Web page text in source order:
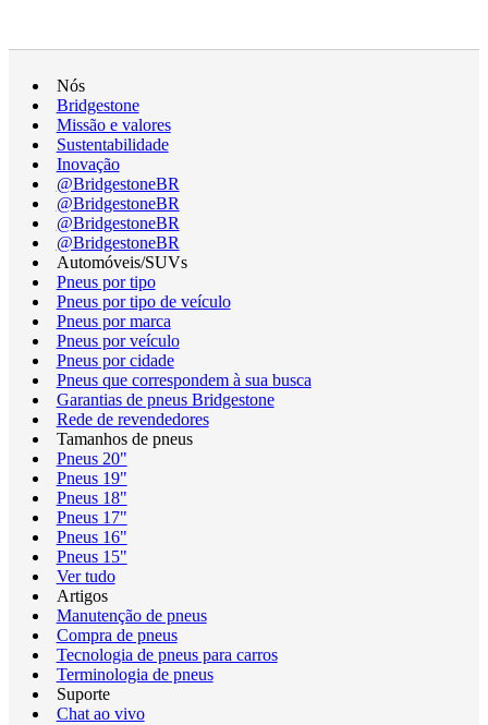
Nós
Bridgestone
Missão e valores
Sustentabilidade
Inovação
@BridgestoneBR
@BridgestoneBR
@BridgestoneBR
@BridgestoneBR
Automóveis/SUVs
Pneus por tipo
Pneus por tipo de veículo
Pneus por marca
Pneus por veículo
Pneus por cidade
Pneus que correspondem à sua busca
Garantias de pneus Bridgestone
Rede de revendedores
Tamanhos de pneus
Pneus 20"
Pneus 19"
Pneus 18"
Pneus 17"
Pneus 16"
Pneus 15"
Ver tudo
Artigos
Manutenção de pneus
Compra de pneus
Tecnologia de pneus para carros
Terminologia de pneus
Suporte
Chat ao vivo